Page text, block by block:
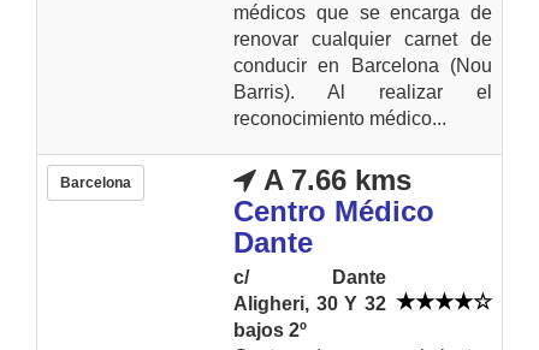
médicos que se encarga de
renovar cualquier carnet de
conducir en Barcelona (Nou
Barris). Al realizar el
reconocimiento médico...
Barcelona
A 7.66 kms
Centro Médico
Dante
c/ Dante
Aligheri, 30 Y 32
bajos 2º